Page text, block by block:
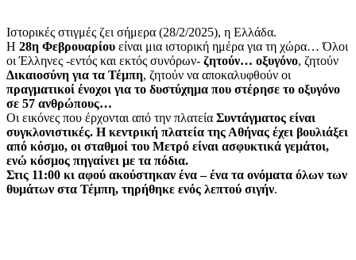
Ιστορικές στιγμές ζει σήμερα (28/2/2025), η Ελλάδα.
Η 28η Φεβρουαρίου είναι μια ιστορική ημέρα για τη χώρα… Όλοι
οι Έλληνες -εντός και εκτός συνόρων- ζητούν… οξυγόνο, ζητούν
Δικαιοσύνη για τα Τέμπη, ζητούν να αποκαλυφθούν οι
πραγματικοί ένοχοι για το δυστύχημα που στέρησε το οξυγόνο
σε 57 ανθρώπους…
Οι εικόνες που έρχονται από την πλατεία Συντάγματος είναι
συγκλονιστικές. Η κεντρική πλατεία της Αθήνας έχει βουλιάξει
από κόσμο, οι σταθμοί του Μετρό είναι ασφυκτικά γεμάτοι,
ενώ κόσμος πηγαίνει με τα πόδια.
Στις 11:00 κι αφού ακούστηκαν ένα – ένα τα ονόματα όλων των
θυμάτων στα Τέμπη, τηρήθηκε ενός λεπτού σιγήν.